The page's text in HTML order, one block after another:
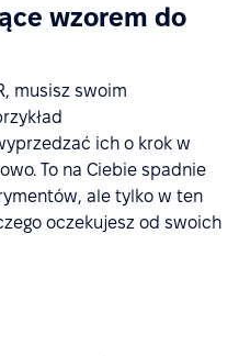
wzorem do
musisz swoim
ich o krok w
To na Ciebie spadnie
ale tylko w ten
oczekujesz od swoich